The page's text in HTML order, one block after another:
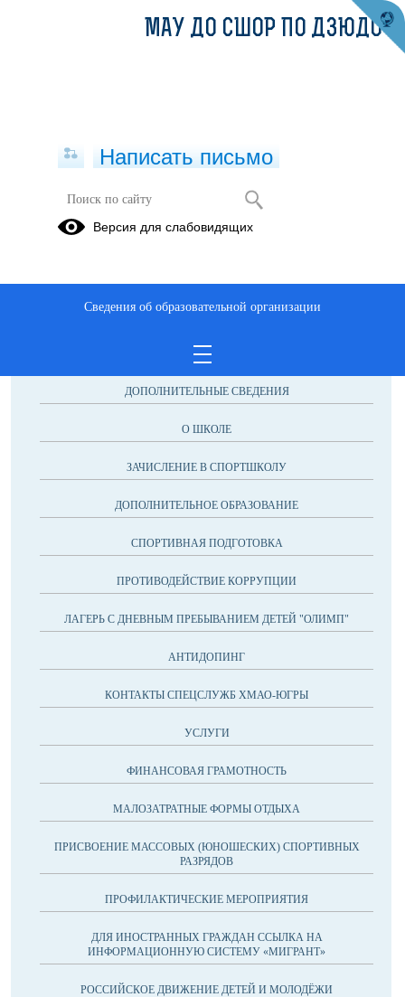
ОБРАЩЕНИЯ ГРАЖДАН
ПРОТИВОДЕЙСТВИЕ КОРРУПЦИИ
ДОПОЛНИТЕЛЬНЫЕ СВЕДЕНИЯ
О ШКОЛЕ
ЗАЧИСЛЕНИЕ В СПОРТШКОЛУ
ДОПОЛНИТЕЛЬНОЕ ОБРАЗОВАНИЕ
СПОРТИВНАЯ ПОДГОТОВКА
ПРОТИВОДЕЙСТВИЕ КОРРУПЦИИ
ЛАГЕРЬ С ДНЕВНЫМ ПРЕБЫВАНИЕМ ДЕТЕЙ "ОЛИМП"
АНТИДОПИНГ
КОНТАКТЫ СПЕЦСЛУЖБ ХМАО-ЮГРЫ
УСЛУГИ
ФИНАНСОВАЯ ГРАМОТНОСТЬ
МАЛОЗАТРАТНЫЕ ФОРМЫ ОТДЫХА
ПРИСВОЕНИЕ МАССОВЫХ (ЮНОШЕСКИХ) СПОРТИВНЫХ
РАЗРЯДОВ
ПРОФИЛАКТИЧЕСКИЕ МЕРОПРИЯТИЯ
ДЛЯ ИНОСТРАННЫХ ГРАЖДАН ССЫЛКА НА
ИНФОРМАЦИОННУЮ СИСТЕМУ «МИГРАНТ»
РОССИЙСКОЕ ДВИЖЕНИЕ ДЕТЕЙ И МОЛОДЁЖИ
МАУ ДО СШОР ПО ДЗЮДО
Написать письмо
Версия для слабовидящих
Сведения об образовательной организации